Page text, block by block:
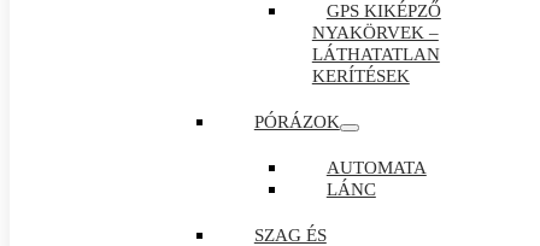
GPS KIKÉPZŐ
NYAKÖRVEK –
LÁTHATATLAN
KERÍTÉSEK
PÓRÁZOK
AUTOMATA
LÁNC
SZAG ÉS